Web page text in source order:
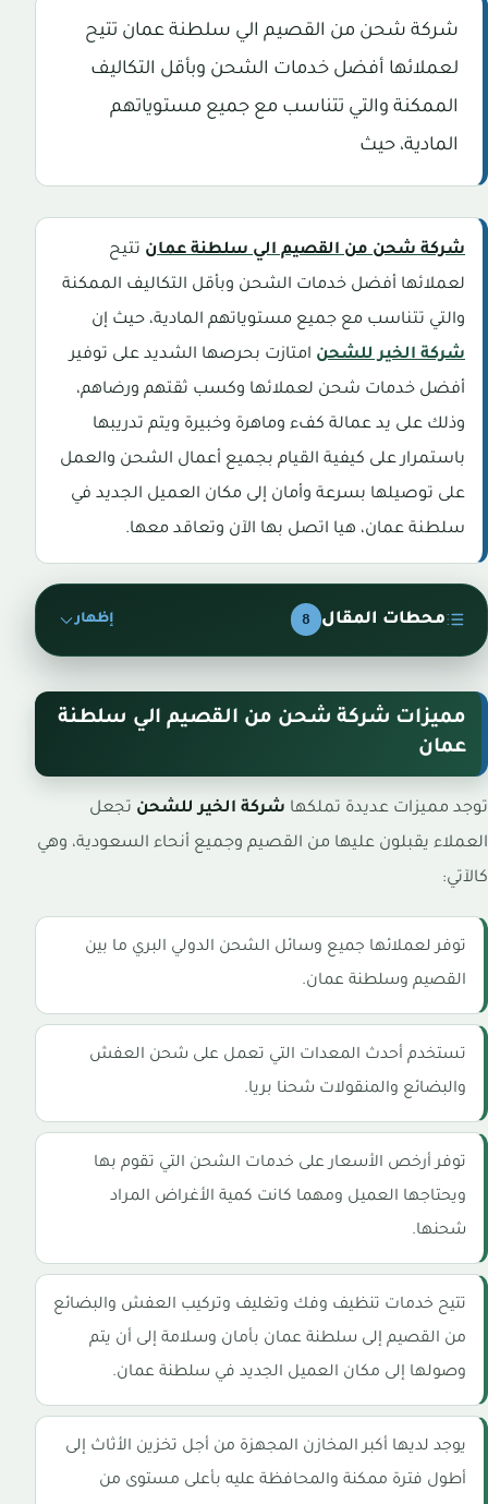
شركة شحن من القصيم الي سلطنة عمان تتيح
لعملائها أفضل خدمات الشحن وبأقل التكاليف
الممكنة والتي تتناسب مع جميع مستوياتهم
المادية، حيث
شركة شحن من القصيم الي سلطنة عمان تتيح
لعملائها أفضل خدمات الشحن وبأقل التكاليف الممكنة
والتي تتناسب مع جميع مستوياتهم المادية، حيث إن
شركة الخير للشحن امتازت بحرصها الشديد على توفير
أفضل خدمات شحن لعملائها وكسب ثقتهم ورضاهم،
وذلك على يد عمالة كفء وماهرة وخبيرة ويتم تدريبها
باستمرار على كيفية القيام بجميع أعمال الشحن والعمل
على توصيلها بسرعة وأمان إلى مكان العميل الجديد في
سلطنة عمان، هيا اتصل بها الآن وتعاقد معها.
محطات المقال 8 إظهار
مميزات شركة شحن من القصيم الي سلطنة
عمان
توجد مميزات عديدة تملكها شركة الخير للشحن تجعل
العملاء يقبلون عليها من القصيم وجميع أنحاء السعودية، وهي
كالآتي:
توفر لعملائها جميع وسائل الشحن الدولي البري ما بين
القصيم وسلطنة عمان.
تستخدم أحدث المعدات التي تعمل على شحن العفش
والبضائع والمنقولات شحنا بريا.
توفر أرخص الأسعار على خدمات الشحن التي تقوم بها
ويحتاجها العميل ومهما كانت كمية الأغراض المراد
شحنها.
تتيح خدمات تنظيف وفك وتغليف وتركيب العفش والبضائع
من القصيم إلى سلطنة عمان بأمان وسلامة إلى أن يتم
وصولها إلى مكان العميل الجديد في سلطنة عمان.
يوجد لديها أكبر المخازن المجهزة من أجل تخزين الأثاث إلى
أطول فترة ممكنة والمحافظة عليه بأعلى مستوى من